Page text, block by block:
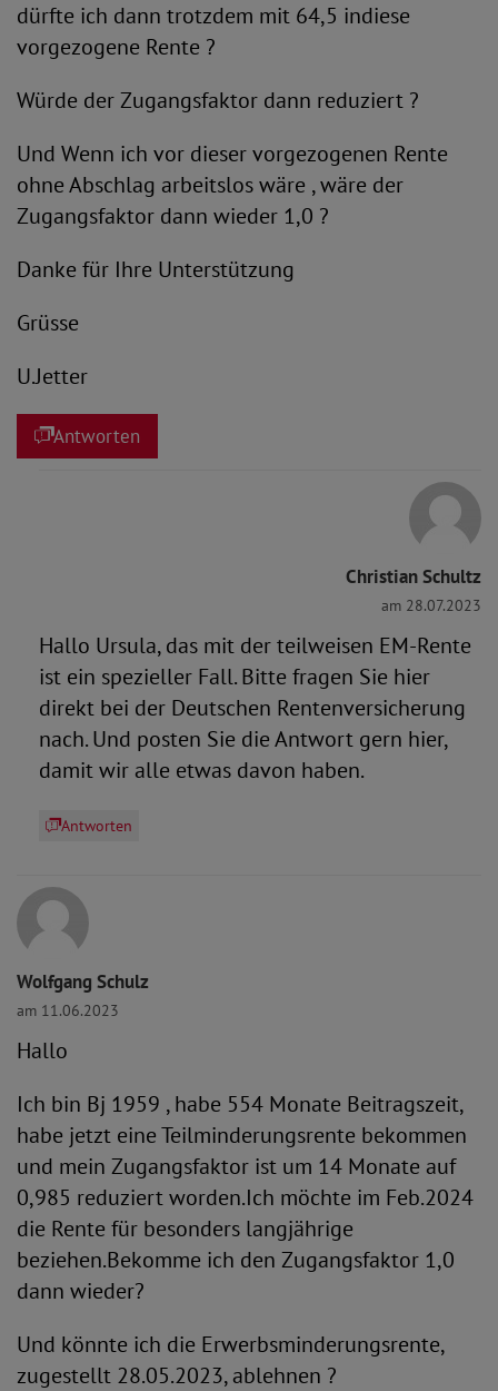
dürfte ich dann trotzdem mit 64,5 indiese
vorgezogene Rente ?
Würde der Zugangsfaktor dann reduziert ?
Und Wenn ich vor dieser vorgezogenen Rente
ohne Abschlag arbeitslos wäre , wäre der
Zugangsfaktor dann wieder 1,0 ?
Danke für Ihre Unterstützung
Grüsse
U.Jetter
Antworten
Christian Schultz
am 28.07.2023
Hallo Ursula, das mit der teilweisen EM-Rente
ist ein spezieller Fall. Bitte fragen Sie hier
direkt bei der Deutschen Rentenversicherung
nach. Und posten Sie die Antwort gern hier,
damit wir alle etwas davon haben.
Antworten
Wolfgang Schulz
am 11.06.2023
Hallo
Ich bin Bj 1959 , habe 554 Monate Beitragszeit,
habe jetzt eine Teilminderungsrente bekommen
und mein Zugangsfaktor ist um 14 Monate auf
0,985 reduziert worden.Ich möchte im Feb.2024
die Rente für besonders langjährige
beziehen.Bekomme ich den Zugangsfaktor 1,0
dann wieder?
Und könnte ich die Erwerbsminderungsrente,
zugestellt 28.05.2023, ablehnen ?